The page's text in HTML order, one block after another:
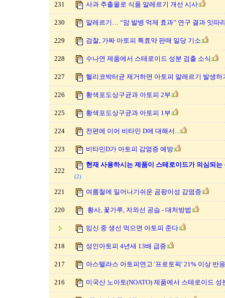
231 사과 추출물로 식품 알레르기 개선 시사
230 알레르기… “암 발병 억제 효과” 연구 결과 잇따
229 검찰, 가짜 아토피 특효약 판매 일당 기소
228 수나연 제품에서 스테로이드 성분 검출 소식
227 헬리코박터균 제거하면 아토피 알레르기 발생하
226 황색포도상구균과 아토피 2부
225 황색포도상구균과 아토피 1부
224 전편에 이어 비타민 D에 대해서...
223 비타민D가 아토피 감염증 예방
222
현재 사용하시는 제품이 스테로이드가 의심되
(2)
221 여름철에 일어나기쉬운 곰팡이성 감염증
220 황사, 꽃가루, 자외선 공습 - 대처방법
임신 중 생선 먹으면 아토피 준다
218 성인아토피 4년새 13배 급증
217 아스텔라스 아토피연고 '프로토픽' 21% 이상 반응
216 미국산 노아토(NOATO) 제품에서 스테로이드 성